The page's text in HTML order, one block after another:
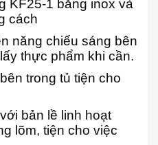
năng chiếu sáng bên
thực phẩm khi cần.
bản lề linh hoạt
lõm, tiện cho việc